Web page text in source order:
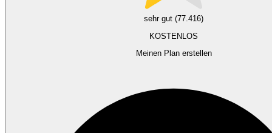
sehr gut (77.416)
KOSTENLOS
Meinen Plan erstellen